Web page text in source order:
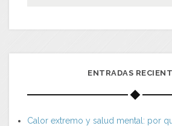
ENTRADAS
Calor extremo y salud mental: por